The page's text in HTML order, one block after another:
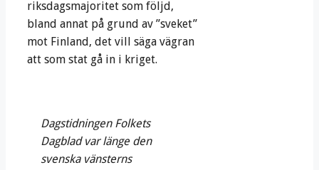
riksdagsmajoritet som följd,
bland annat på grund av ”sveket”
mot Finland, det vill säga vägran
att som stat gå in i kriget.
Dagstidningen Folkets
Dagblad var länge den
svenska vänsterns